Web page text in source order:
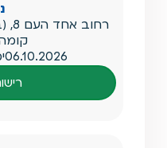
קומה 1),
06.10.2026